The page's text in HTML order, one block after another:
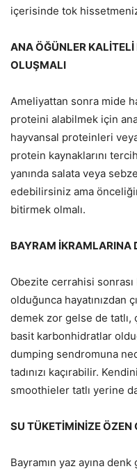
içerisinde tok
ANA ÖĞÜNLER
OLUŞMALI
Ameliyattan sonra mide
proteini alabilmek için
hayvansal proteinleri
protein kaynaklarını
yanında salata veya
edebilirsiniz ama
bitirmek olmalı.
BAYRAM İKRAMLARINA
Obezite cerrahisi
olduğunca hayatınızdan
demek zor gelse de tatlı,
basit karbonhidratlar
dumping sendromuna
tadınızı kaçırabilir.
smoothieler tatlı yerine
SU TÜKETİMİNİZE ÖZEN
Bayramın yaz ayına